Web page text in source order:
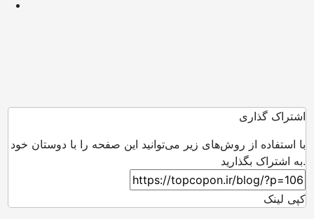
اشتراک گذاری
با استفاده از روش‌های زیر می‌توانید این صفحه را با دوستان خود
به اشتراک بگذارید.
کپی لینک